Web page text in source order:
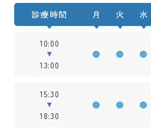
診療時間 月 火 水
10:00
13:00
● ● ●
15:30
18:30
● ● ●